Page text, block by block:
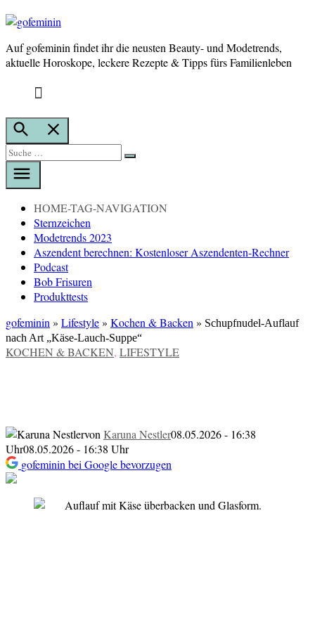
gofeminin
Auf gofeminin findet ihr die neusten Beauty- und Modetrends,
aktuelle Horoskope, leckere Rezepte & Tipps fürs Familienleben
Suche
öffnen
Suche
nach:
Suche
HOME-TAG-NAVIGATION
Sternzeichen
Modetrends 2023
Aszendent berechnen: Kostenloser Aszendenten-Rechner
Podcast
Bob Frisuren
Produkttests
gofeminin » Lifestyle» Kochen & Backen » Schupfnudel-Auflauf
nach Art „Käse-Lauch-Suppe“
VERÖFFENTLICHT
KOCHEN & BACKEN, LIFESTYLE
von Karuna Nestler08.05.2026 - 16:38
Uhr08.05.2026 - 16:38 Uhr
gofeminin bei Google bevorzugen